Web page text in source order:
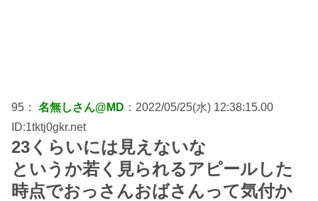
95： 名無しさん@MD ：2022/05/25(水) 12:38:15.00
ID:1tktj0gkr.net
23くらいには見えないな
というか若く見られるアピールした
時点でおっさんおばさんって気付か